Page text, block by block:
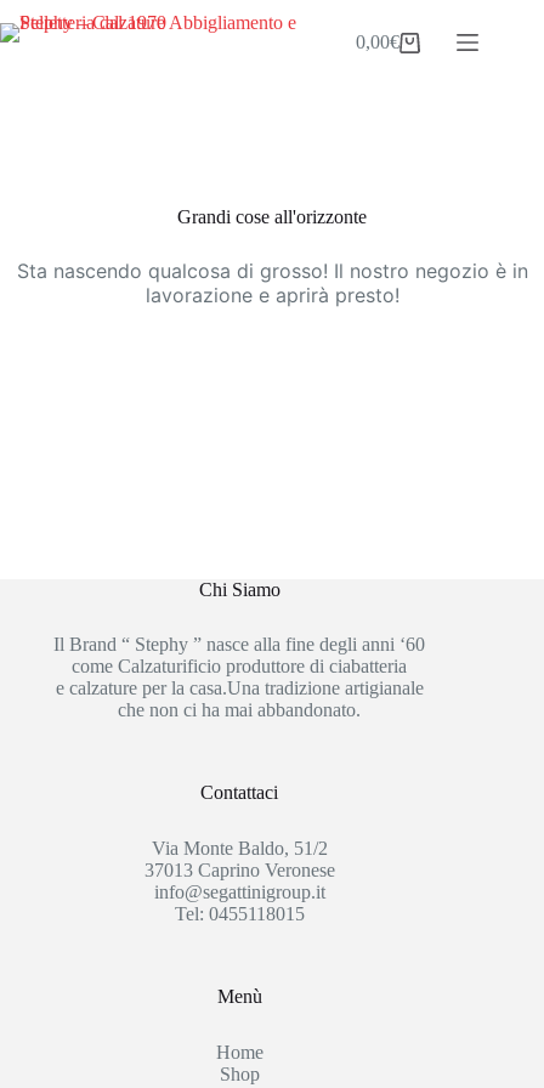
al
Carrello
0,00€
Grandi cose all'orizzonte
Sta nascendo qualcosa di grosso! Il nostro negozio è in
lavorazione e aprirà presto!
Chi Siamo
Il Brand “ Stephy ” nasce alla fine degli anni ‘60
come Calzaturificio produttore di ciabatteria
e calzature per la casa.Una tradizione artigianale
che non ci ha mai abbandonato.
Contattaci
Via Monte Baldo, 51/2
37013 Caprino Veronese
info@segattinigroup.it
Tel: 0455118015
Menù
Home
Shop